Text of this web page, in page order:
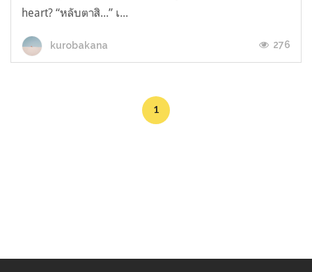
heart? “หลับตาสิ...” เ...
kurobakana 276
1